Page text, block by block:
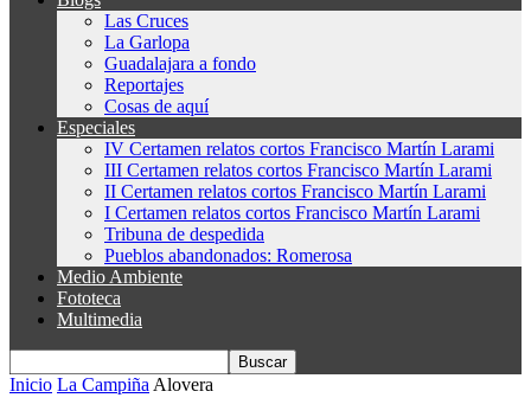
Las Cruces
La Garlopa
Guadalajara a fondo
Reportajes
Cosas de aquí
Especiales
IV Certamen relatos cortos Francisco Martín Larami
III Certamen relatos cortos Francisco Martín Larami
II Certamen relatos cortos Francisco Martín Larami
I Certamen relatos cortos Francisco Martín Larami
Tribuna de despedida
Pueblos abandonados: Romerosa
Medio Ambiente
Fototeca
Multimedia
Inicio La Campiña Alovera